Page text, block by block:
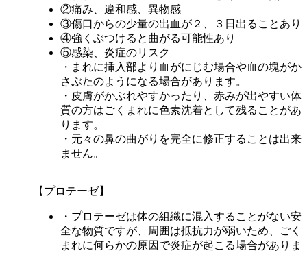
②痛み、違和感、異物感
③傷口からの少量の出血が２、３日出ることあり
④強くぶつけると曲がる可能性あり
⑤感染、炎症のリスク
・まれに挿入部より血がにじむ場合や血の塊がか
さぶたのようになる場合があります。
・皮膚がかぶれやすかったり、赤みが出やすい体
質の方はごくまれに色素沈着として残ることがあ
ります。
・元々の鼻の曲がりを完全に修正することは出来
ません。
【プロテーゼ】
・プロテーゼは体の組織に混入することがない安
全な物質ですが、周囲は抵抗力が弱いため、ごく
まれに何らかの原因で炎症が起こる場合がありま